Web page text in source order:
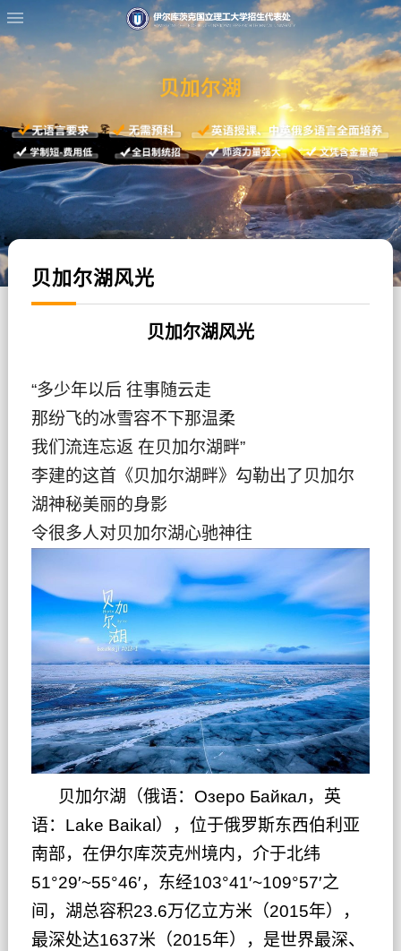
贝加尔湖
贝加尔湖风光
贝加尔湖风光
“多少年以后 往事随云走
那纷飞的冰雪容不下那温柔
我们流连忘返 在贝加尔湖畔”
李建的这首《贝加尔湖畔》勾勒出了贝加尔
湖神秘美丽的身影
令很多人对贝加尔湖心驰神往
贝加尔湖（俄语：Озеро Байкал，英
语：Lake Baikal），位于俄罗斯东西伯利亚
南部，在伊尔库茨克州境内，介于北纬
51°29′~55°46′，东经103°41′~109°57′之
间，湖总容积23.6万亿立方米（2015年），
最深处达1637米（2015年），是世界最深、